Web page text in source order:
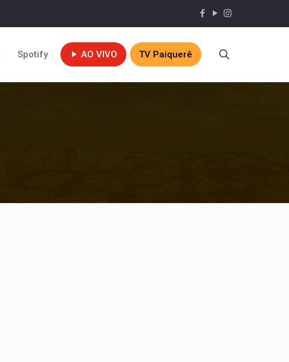
Spotify AO VIVO TV Paiquerê